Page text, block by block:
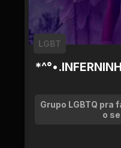
LGBT
Grupo LGBTQ pra
o